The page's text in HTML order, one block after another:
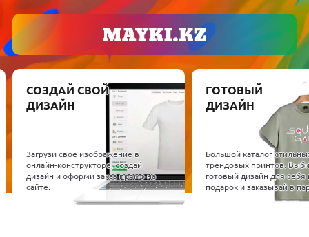
СОЗДАЙ СВОЙ
ДИЗАЙН
Загрузи свое изображение в
онлайн-конструкторе, создай
дизайн и оформи заказ прямо на
сайте.
ГОТОВЫЙ
ДИЗАЙН
Большой каталог
трендовых принтов.
готовый дизайн для себя
подарок и заказывай в